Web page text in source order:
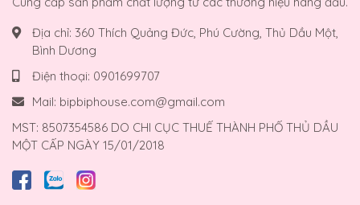
Địa chỉ: 360 Thích Quảng Đức, Phú Cường, Thủ Dầu Một,
Bình Dương
Điện thoại: 0901699707
Mail: bipbiphouse.com@gmail.com
MST: 8507354586 DO CHI CỤC THUẾ THÀNH PHỐ THỦ DẦU
MỘT CẤP NGÀY 15/01/2018